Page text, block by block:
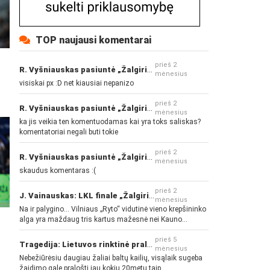
TOP naujausi komentarai
R. Vyšniauskas pasiuntė „Žalgirio“ ir kitų klubų fanus prieš 2
mėnesius
visiskai px :D net kiausiai nepanizo
R. Vyšniauskas pasiuntė „Žalgirio“ ir kitų klubų fanus prieš 2
mėnesius
ka jis veikia ten komentuodamas kai yra toks saliskas?
komentatoriai negali buti tokie
R. Vyšniauskas pasiuntė „Žalgirio“ ir kitų klubų fanus prieš 2
mėnesius
skaudus komentaras :(
J. Vainauskas: LKL finale „Žalgiris“ norės pažeminti „Rytą“ prieš 2
mėnesius
Na ir palygino... Vilniaus „Ryto“ vidutinė vieno krepšininko
alga yra maždaug tris kartus mažesnė nei Kauno
„Žalgirio“... Mokama už sugebėjimus... Nėra pinigų - nėra
gerų žaidėjų...
Tragedija: Lietuvos rinktinė pralaimėjo Islandijai prieš 5
mėnesius
Nebežiūrėsiu daugiau žaliai baltų kailių, visąlaik sugeba